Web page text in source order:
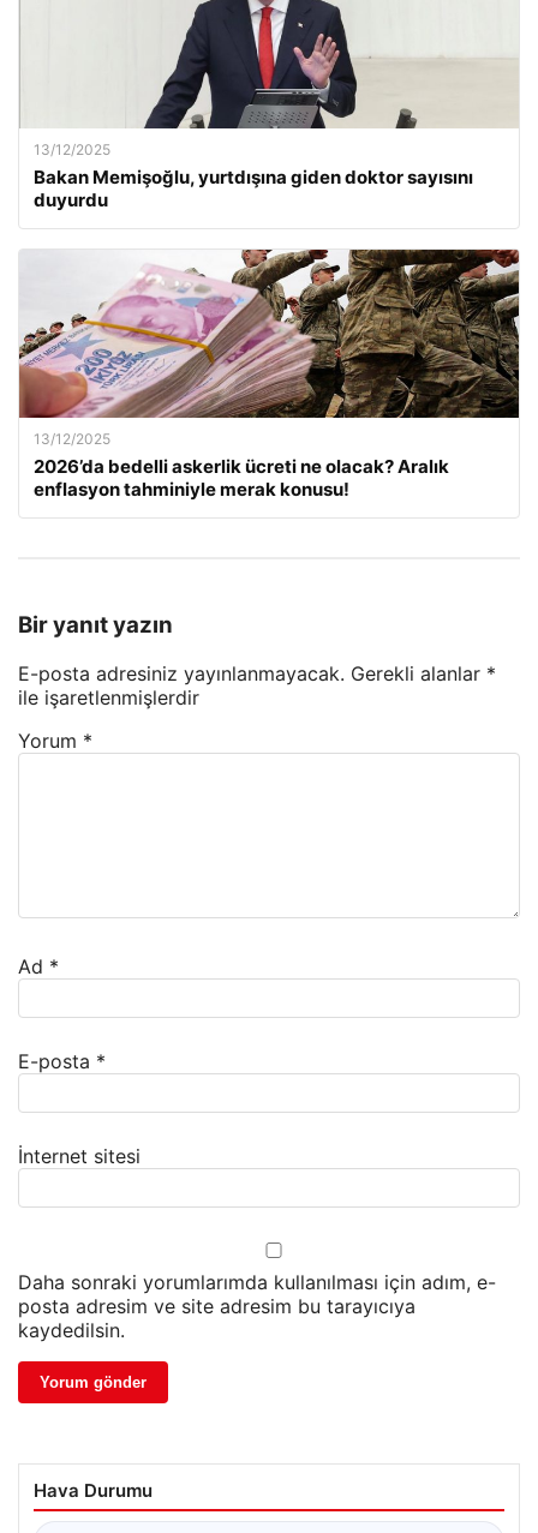
13/12/2025
Bakan Memişoğlu, yurtdışına giden doktor sayısını
duyurdu
13/12/2025
2026’da bedelli askerlik ücreti ne olacak? Aralık
enflasyon tahminiyle merak konusu!
Bir yanıt yazın
E-posta adresiniz yayınlanmayacak. Gerekli alanlar *
ile işaretlenmişlerdir
Yorum *
Ad *
E-posta *
İnternet sitesi
Daha sonraki yorumlarımda kullanılması için adım, e-
posta adresim ve site adresim bu tarayıcıya
kaydedilsin.
Hava Durumu